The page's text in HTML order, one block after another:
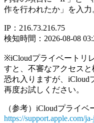
作を行われたか」を入力
IP：216.73.216.75
検知時間：2026-08-08
※iCloudプライベートリ
すと、不審なアクセスと
恐れ入りますが、iCloud
再度お試しください。
（参考）iCloudプライ
https://support.apple.com/